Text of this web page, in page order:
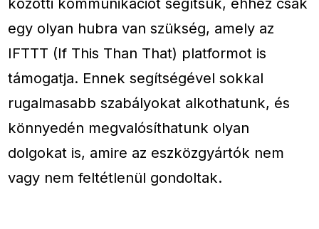
egy olyan hubra van szükség, amely az
IFTTT (If This Than That) platformot is
támogatja. Ennek segítségével sokkal
rugalmasabb szabályokat alkothatunk, és
könnyedén megvalósíthatunk olyan
dolgokat is, amire az eszközgyártók nem
vagy nem feltétlenül gondoltak.